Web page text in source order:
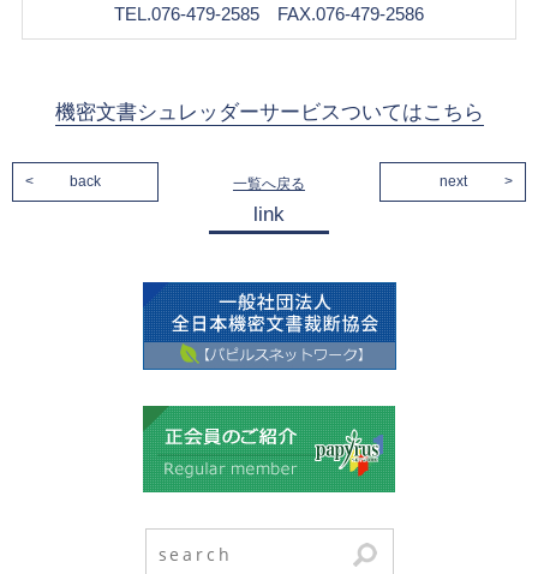
TEL.076-479-2585 FAX.076-479-2586
機密文書シュレッダーサービスついてはこちら
back next
一覧へ戻る
link